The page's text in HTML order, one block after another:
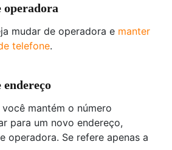
operadora
mudar de operadora e manter
telefone.
mantém o número
para um novo endereço,
operadora. Se refere apenas a